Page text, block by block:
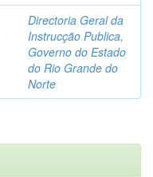
Directoria Geral da
Instrucção Publica,
Governo do Estado
do Rio Grande do
Norte